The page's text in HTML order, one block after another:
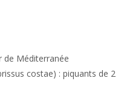
de Méditerranée
costae) : piquants de 2